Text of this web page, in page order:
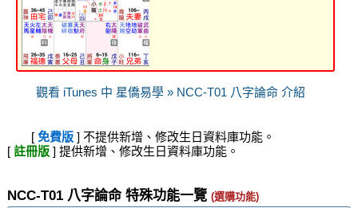
觀看 iTunes 中 星僑易學 » NCC-T01 八字論命 介紹
[ 免費版] 不提供新增、修改生日資料庫功能。
[ 註冊版] 提供新增、修改生日資料庫功能。
NCC-T01 八字論命 特殊功能一覽 (選購功能)